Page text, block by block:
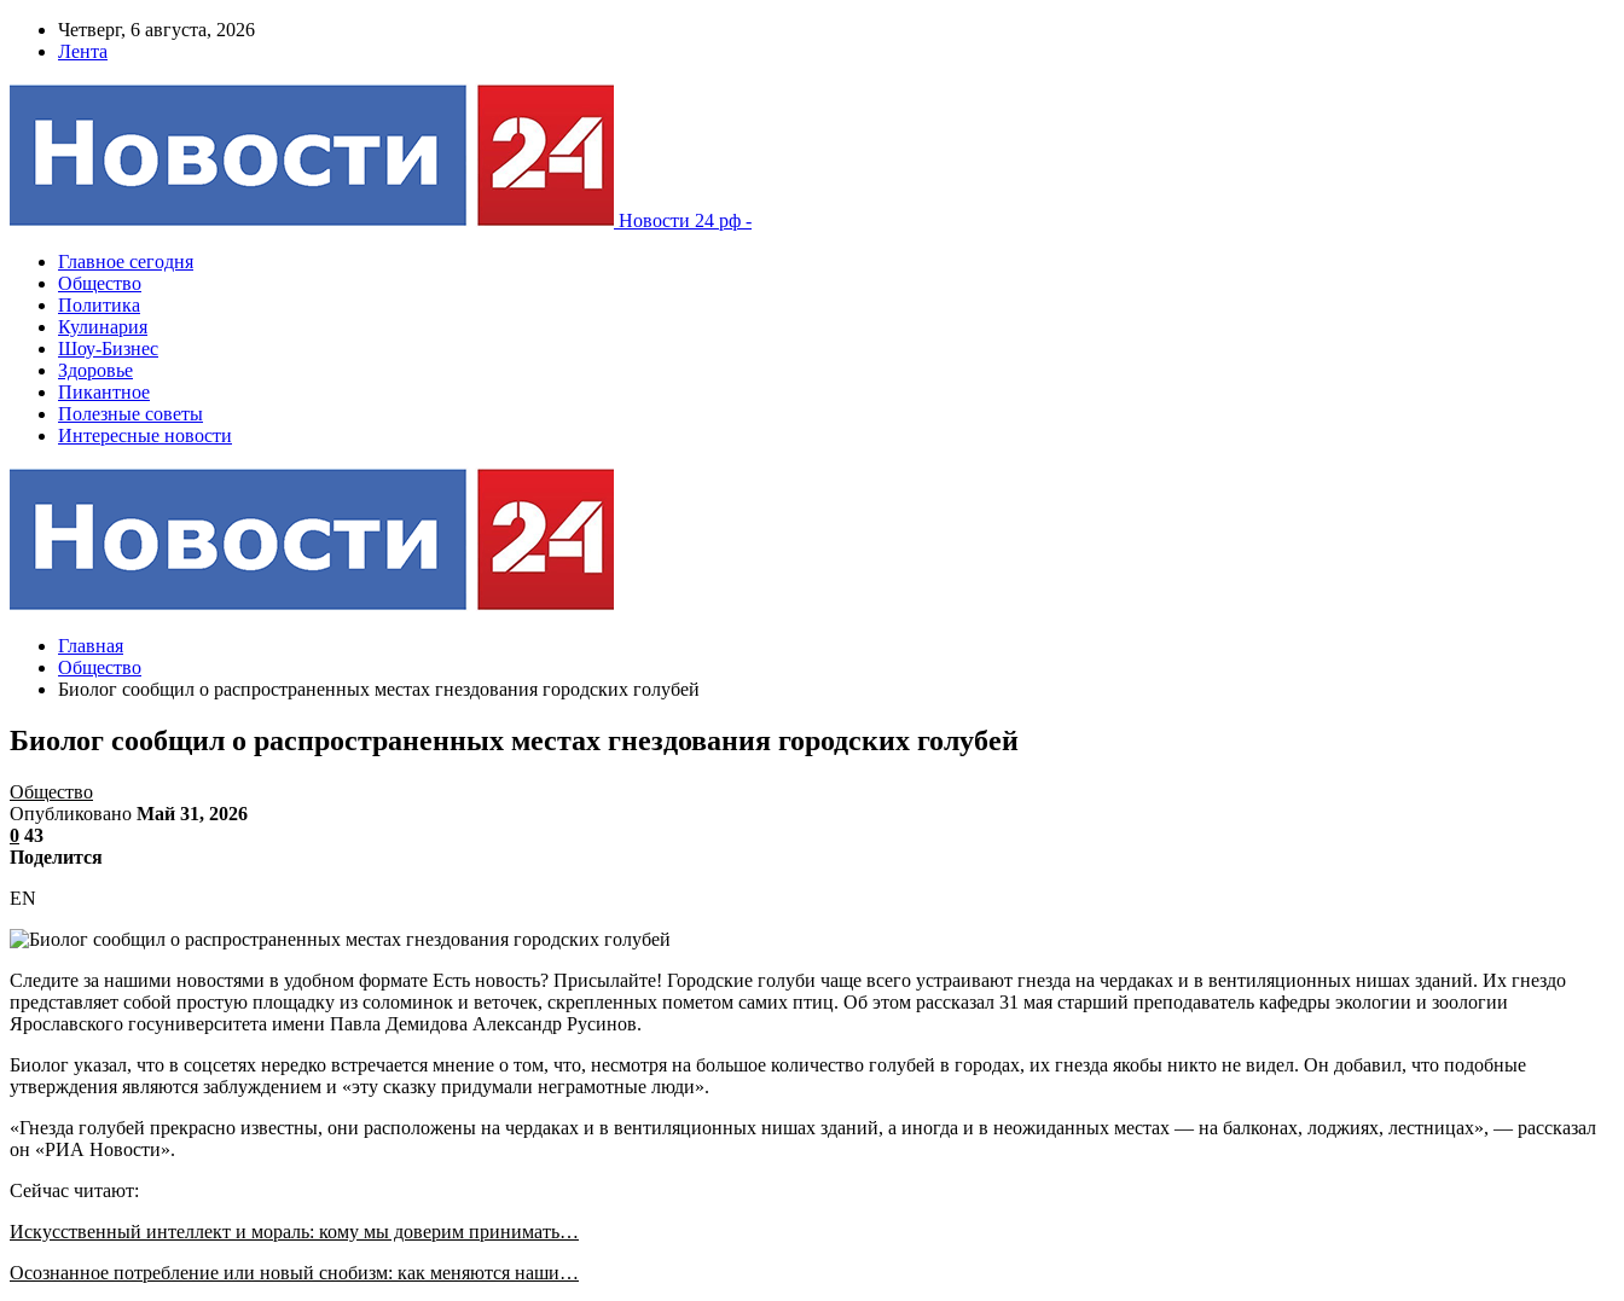
Четверг, 6 августа, 2026
Лента
Новости 24 рф -
Главное сегодня
Общество
Политика
Кулинария
Шоу-Бизнес
Здоровье
Пикантное
Полезные советы
Интересные новости
Главная
Общество
Биолог сообщил о распространенных местах гнездования городских голубей
Биолог сообщил о распространенных местах гнездования городских голубей
Общество
Опубликовано Май 31, 2026
0 43
Поделится
EN
Следите за нашими новостями в удобном формате Есть новость? Присылайте! Городские голуби чаще всего устраивают гнезда на чердаках и в вентиляционных нишах зданий. Их гнездо
представляет собой простую площадку из соломинок и веточек, скрепленных пометом самих птиц. Об этом рассказал 31 мая старший преподаватель кафедры экологии и зоологии
Ярославского госуниверситета имени Павла Демидова Александр Русинов.
Биолог указал, что в соцсетях нередко встречается мнение о том, что, несмотря на большое количество голубей в городах, их гнезда якобы никто не видел. Он добавил, что подобные
утверждения являются заблуждением и «эту сказку придумали неграмотные люди».
«Гнезда голубей прекрасно известны, они расположены на чердаках и в вентиляционных нишах зданий, а иногда и в неожиданных местах — на балконах, лоджиях, лестницах», — рассказал
он «РИА Новости».
Сейчас читают:
Искусственный интеллект и мораль: кому мы доверим принимать…
Осознанное потребление или новый снобизм: как меняются наши…